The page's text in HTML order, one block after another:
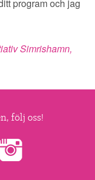
program och jag
Simrishamn,
följ oss!